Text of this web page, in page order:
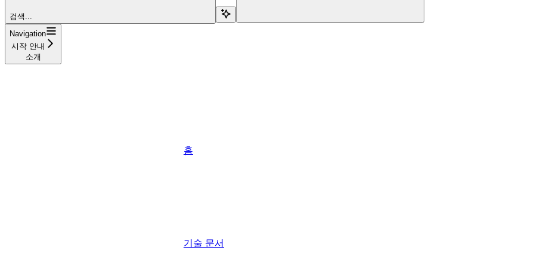
검색...
Navigation
시작 안내
소개
홈
기술 문서